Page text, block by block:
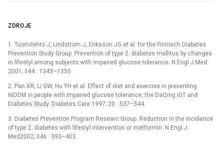
ZDROJE
1. Tuomilehto J, Lindstrom J, Eriksson JG et al. for the Finnisch Diabetes
Prevention Study Group. Prevention of type 2. diabetes mellitus by changes
in lifestyl among subjects with impaired glucose tolerance. N Engl J Med
2001; 344 : 1343–1350.
2. Pan XR, Li GW, Hu YH et al. Effect of diet and exercise in preventing
NIDDM in people with impaired glucose tolerance, the DaQing IGT and
Diabetes Study. Diabetes Care 1997; 20 : 537–544.
3. Diabetes Prevention Program Researc Group. Reduction in the incidence
of type 2. diabetes with lifestyl intervention or metformin. N Engl J
Med2002; 346 : 393–403.